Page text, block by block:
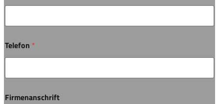
Telefon *
Firmenanschrift